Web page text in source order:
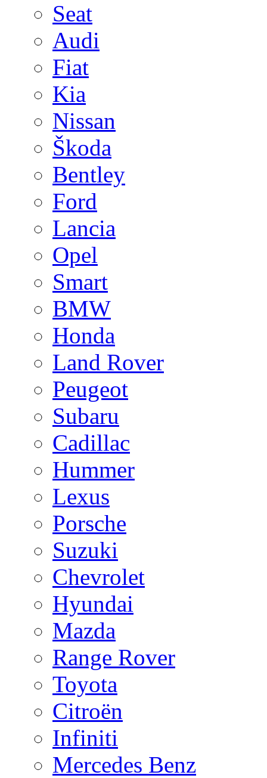
Seat
Audi
Fiat
Kia
Nissan
Škoda
Bentley
Ford
Lancia
Opel
Smart
BMW
Honda
Land Rover
Peugeot
Subaru
Cadillac
Hummer
Lexus
Porsche
Suzuki
Chevrolet
Hyundai
Mazda
Range Rover
Toyota
Citroën
Infiniti
Mercedes Benz